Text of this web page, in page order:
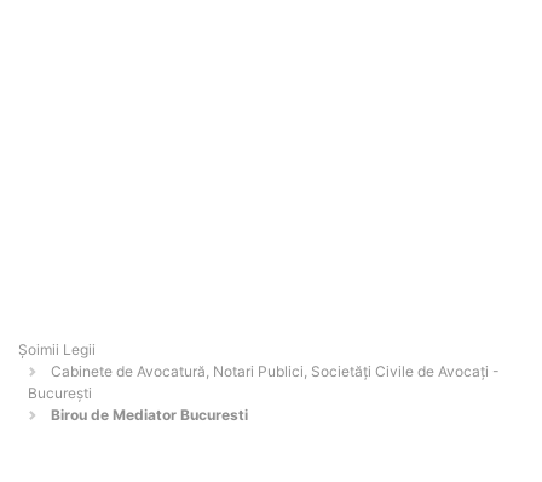
Șoimii Legii
Cabinete de Avocatură, Notari Publici, Societăți Civile de Avocați -
Bucureşti
Birou de Mediator Bucuresti